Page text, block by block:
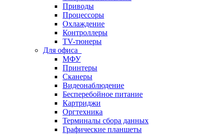
Приводы
Процессоры
Охлаждение
Контроллеры
TV-тюнеры
Для офиса
МФУ
Принтеры
Сканеры
Видеонаблюдение
Бесперебойное питание
Картриджи
Оргтехника
Терминалы сбора данных
Графические планшеты